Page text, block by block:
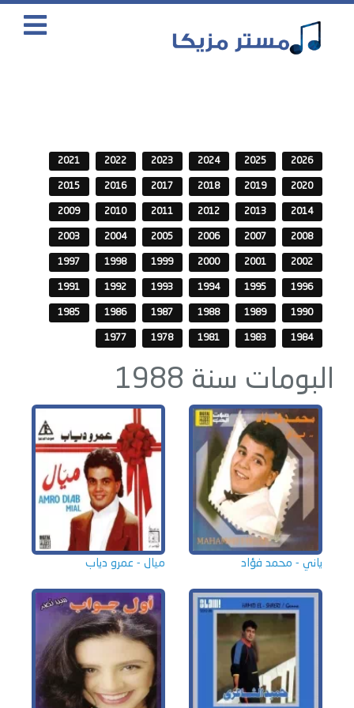
2026
2025
2024
2023
2022
2021
2020
2019
2018
2017
2016
2015
2014
2013
2012
2011
2010
2009
2008
2007
2006
2005
2004
2003
2002
2001
2000
1999
1998
1997
1996
1995
1994
1993
1992
1991
1990
1989
1988
1987
1986
1985
1984
1983
1981
1978
1977
البومات سنة 1988
ياني - محمد فؤاد ميال - عمرو دياب